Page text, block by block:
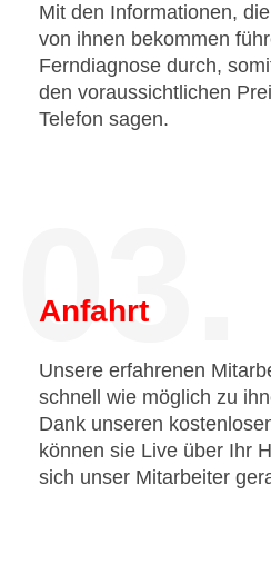
Mit den Informationen,
von ihnen bekommen
Ferndiagnose durch,
den voraussichtlichen
Telefon sagen.
03.
Anfahrt
Unsere erfahrenen
schnell wie möglich zu
Dank unseren
können sie Live über Ihr
sich unser Mitarbeiter